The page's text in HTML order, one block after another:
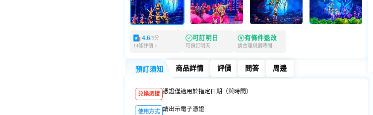
4.6/5分
14條評價 >
可訂明日
可預訂明天
有條件退改
請合理規劃時間
預訂須知 商品詳情 評價 問答
周邊
商品詳情 評價 問答
兑換憑證 憑證僅適用於指定日期（與時間）
使用方式 請出示電子憑證